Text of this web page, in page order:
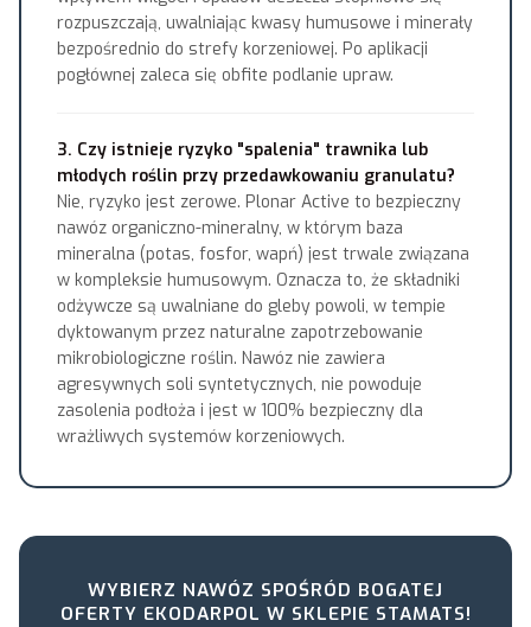
rozpuszczają, uwalniając kwasy humusowe i minerały
bezpośrednio do strefy korzeniowej. Po aplikacji
pogłównej zaleca się obfite podlanie upraw.
3. Czy istnieje ryzyko "spalenia" trawnika lub
młodych roślin przy przedawkowaniu granulatu?
Nie, ryzyko jest zerowe. Plonar Active to bezpieczny
nawóz organiczno-mineralny, w którym baza
mineralna (potas, fosfor, wapń) jest trwale związana
w kompleksie humusowym. Oznacza to, że składniki
odżywcze są uwalniane do gleby powoli, w tempie
dyktowanym przez naturalne zapotrzebowanie
mikrobiologiczne roślin. Nawóz nie zawiera
agresywnych soli syntetycznych, nie powoduje
zasolenia podłoża i jest w 100% bezpieczny dla
wrażliwych systemów korzeniowych.
WYBIERZ NAWÓZ SPOŚRÓD BOGATEJ
OFERTY EKODARPOL W SKLEPIE STAMATS!